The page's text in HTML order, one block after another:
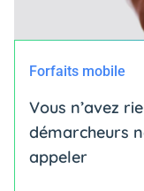
Forfaits mobile
Vous n’avez
démarcheurs
appeler